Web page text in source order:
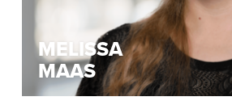
MELISSA
MAAS